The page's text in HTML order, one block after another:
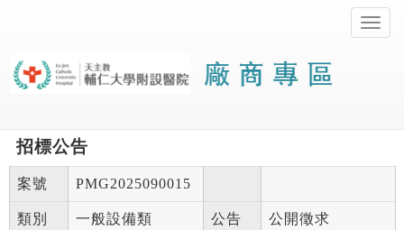
切
換
表
招標公告
案號 PMG2025090015
類別 一般設備類
公告
公開徵求